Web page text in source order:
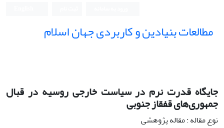
مطالعات بنیادین و کاربردی جهان اسلام
جایگاه قدرت نرم در سیاست خارجی روسیه در قبال
جمهوری‌های قفقاز جنوبی
نوع مقاله : مقاله پژوهشی